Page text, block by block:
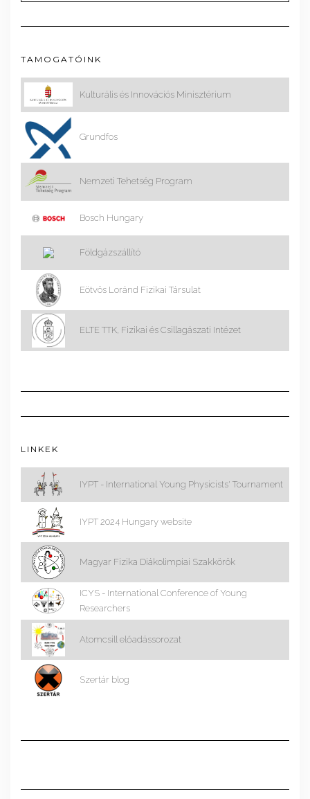
TAMOGATÓINK
Kulturális és Innovációs Minisztérium
Grundfos
Nemzeti Tehetség Program
Bosch Hungary
Földgázszállító
Eötvös Loránd Fizikai Társulat
ELTE TTK, Fizikai és Csillagászati Intézet
LINKEK
IYPT - International Young Physicists' Tournament
IYPT 2024 Hungary website
Magyar Fizika Diákolimpiai Szakkörök
ICYS - International Conference of Young
Researchers
Atomcsill előadássorozat
Szertár blog